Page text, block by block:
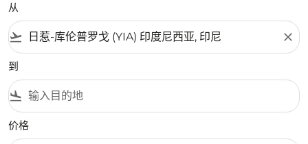
从
flight_takeoff close
到
flight_land
价格